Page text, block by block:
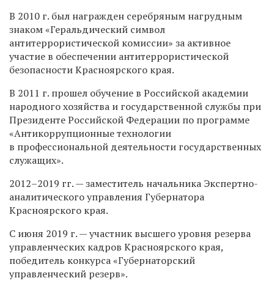
В 2010 г. был награжден серебряным нагрудным
знаком «Геральдический символ
антитеррористической комиссии» за активное
участие в обеспечении антитеррористической
безопасности Красноярского края.
В 2011 г. прошел обучение в Российской академии
народного хозяйства и государственной службы при
Президенте Российской Федерации по программе
«Антикоррупционные технологии
в профессиональной деятельности государственных
служащих».
2012–2019 гг. — заместитель начальника Экспертно-
аналитического управления Губернатора
Красноярского края.
С июня 2019 г. — участник высшего уровня резерва
управленческих кадров Красноярского края,
победитель конкурса «Губернаторский
управленческий резерв».